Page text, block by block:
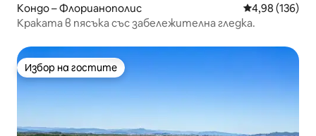
Кондо – Флорианополис Средна
4,98 (136)
Краката в пясъка със забележителна гледка.
Избор на гостите
Избор на гостите